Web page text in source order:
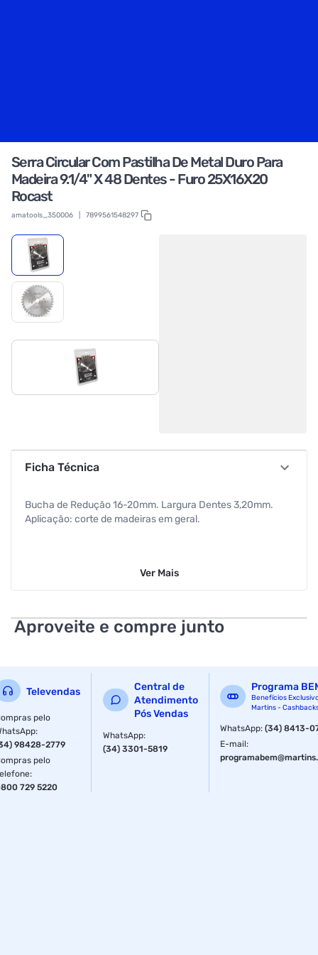
Serra Circular Com Pastilha De Metal Duro Para
Madeira 9.1/4" X 48 Dentes - Furo 25X16X20
Rocast
amatools_350006 7899561548297
Ficha Técnica
Bucha de Redução 16-20mm. Largura Dentes 3,20mm.
Aplicação: corte de madeiras em geral.
Ver Mais
Aproveite e compre junto
Televendas
pelo
:
98428-2779
pelo
:
729 5220
Central de
Atendimento
Pós Vendas
WhatsApp:
(34) 3301-5819
Programa
Benefícios
Martins -
WhatsApp:(34) 8413-
E-mail: